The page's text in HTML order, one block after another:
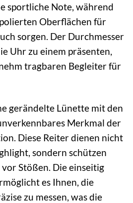
sportliche Note, während
Oberflächen für
sorgen. Der Durchmesser
Uhr zu einem präsenten,
tragbaren Begleiter für
gerändelte Lünette mit den
Merkmal der
Diese Reiter dienen nicht
sondern schützen
vor Stößen. Die einseitig
es Ihnen, die
zu messen, was die